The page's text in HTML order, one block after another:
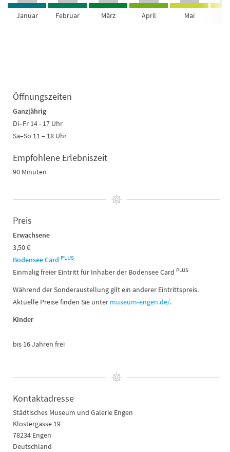
Januar Februar März April Mai
Öffnungszeiten
Ganzjährig
Di–Fr 14 - 17 Uhr
Sa–So 11 – 18 Uhr
Empfohlene Erlebniszeit
90 Minuten
Preis
Erwachsene
3,50 €
Bodensee Card PLUS
Einmalig freier Eintritt für Inhaber der Bodensee Card PLUS
Während der Sonderaustellung gilt ein anderer Eintrittspreis.
Aktuelle Preise finden Sie unter museum-engen.de/.
Kinder
bis 16 Jahren frei
Kontaktadresse
Städtisches Museum und Galerie Engen
Klostergasse 19
78234 Engen
Deutschland